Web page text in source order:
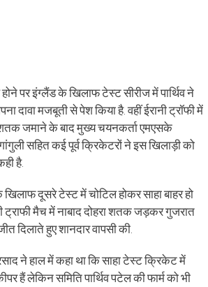
पर इंग्लैंड के खिलाफ टेस्ट सीरीज में पार्थिव ने
दावा मजबूती से पेश किया है. वहीं ईरानी ट्रॉफी में
शतक जमाने के बाद मुख्य चयनकर्ता एमएसके
सहित कई पूर्व क्रिकेटरों ने इस खिलाड़ी को
है.
दूसरे टेस्ट में चोटिल होकर साहा बाहर हो
ट्राफी मैच में नाबाद दोहरा शतक जड़कर गुजरात
दिलाते हुए शानदार वापसी की.
ने हाल में कहा था कि साहा टेस्ट क्रिकेट में
हैं लेकिन समिति पार्थिव पटेल की फार्म को भी